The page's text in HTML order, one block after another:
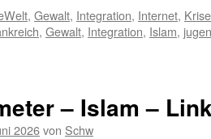
, Gewalt, Integration, Internet, Krise
, Gewalt, Integration, Islam,
– Islam –
2026von Schw